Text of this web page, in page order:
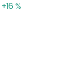
+16 %